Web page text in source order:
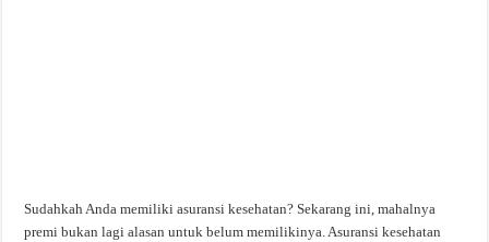
Sudahkah Anda memiliki asuransi kesehatan? Sekarang ini, mahalnya
premi bukan lagi alasan untuk belum memilikinya. Asuransi kesehatan